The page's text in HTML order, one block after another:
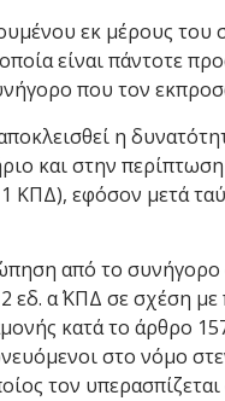
εκ μέρους του
είναι πάντοτε
που τον
η
και στην
ΚΠΔ), εφόσον μετά
από το
εδ. α΄ ΚΠΔ σε σχέση
κατά το άρθρο
στο νόμο
τον